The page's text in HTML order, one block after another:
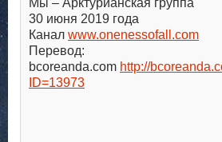
Мы – Арктурианская группа
30 июня 2019 года
Канал www.onenessofall.com
Перевод:
bcoreanda.com http://
ID=13973